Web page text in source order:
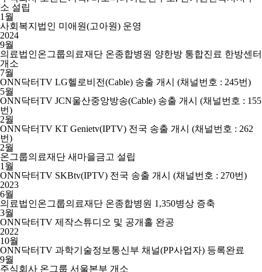
소 설립
1월
사회복지법인 미애원(고아원) 운영
2024
9월
의료법인온그룹의료재단 온종합병원 양한방 통합진료 한방센터
개소
7월
ONN닥터TV LG헬로비전(Cable) 송출 개시 (채널번호 : 245번)
5월
ONN닥터TV JCN울산중앙방송(Cable) 송출 개시 (채널번호 : 155
번)
2월
ONN닥터TV KT Genietv(IPTV) 전국 송출 개시 (채널번호 : 262
번)
2월
온그룹의료재단 새마을금고 설립
1월
ONN닥터TV SKBtv(IPTV) 전국 송출 개시 (채널번호 : 270번)
2023
6월
의료법인온그룹의료재단 온종합병원 1,350병상 증축
3월
ONN닥터TV 제작스튜디오 및 공개홀 완공
2022
10월
ONN닥터TV 과학기술정보통신부 채널(PP사업자) 등록완료
9월
주식회사 온그룹 서울본부 개소